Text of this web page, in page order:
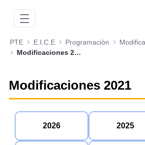
PTE E.I.C.E Programación
Modificaciones 2021
Modificaciones 2021
2026 2025